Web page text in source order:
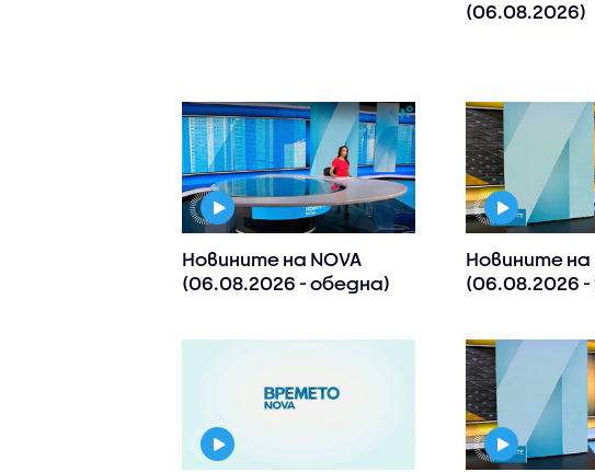
(06.08.2026)
Новините на NOVA
(06.08.2026 - обедна)
Новините на
(06.08.2026 -